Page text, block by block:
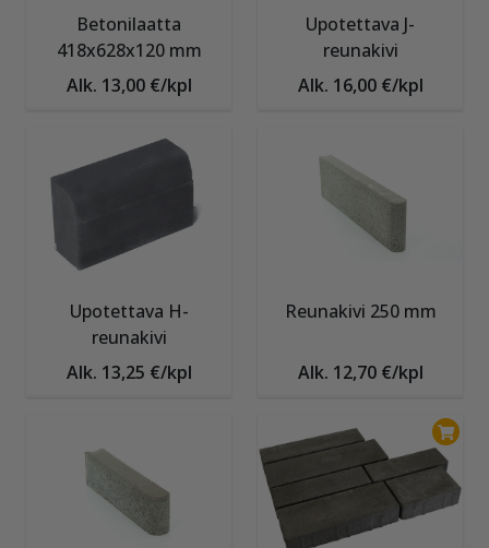
Betonilaatta
418x628x120 mm
Alk. 13,00 €/kpl
Upotettava J-
reunakivi
Alk. 16,00 €/kpl
Upotettava H-
reunakivi
Alk. 13,25 €/kpl
Reunakivi 250 mm
Alk. 12,70 €/kpl